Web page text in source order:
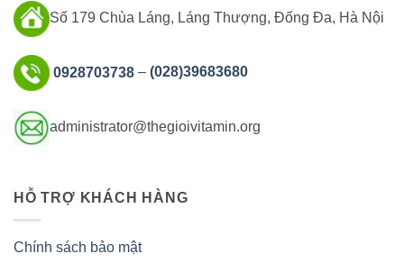
Số 179 Chùa Láng, Láng Thượng, Đống Đa, Hà Nội
0928703738 – (028)39683680
administrator@thegioivitamin.org
HỖ TRỢ KHÁCH HÀNG
Chính sách bảo mật